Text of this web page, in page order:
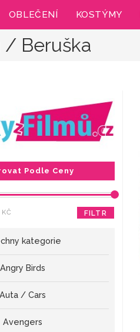
OBLEČENÍ KOSTÝMY
/ Beruška
Podle Ceny
FILTR
kategorie
Angry Birds
Auta / Cars
Avengers